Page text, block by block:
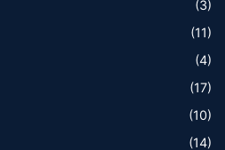
(3)
(11)
(4)
(17)
(10)
(14)